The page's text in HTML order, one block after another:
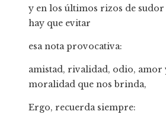
y en los últimos rizos de sudor
hay que evitar
esa nota provocativa:
amistad, rivalidad, odio, amor
moralidad que nos brinda,
Ergo, recuerda siempre: